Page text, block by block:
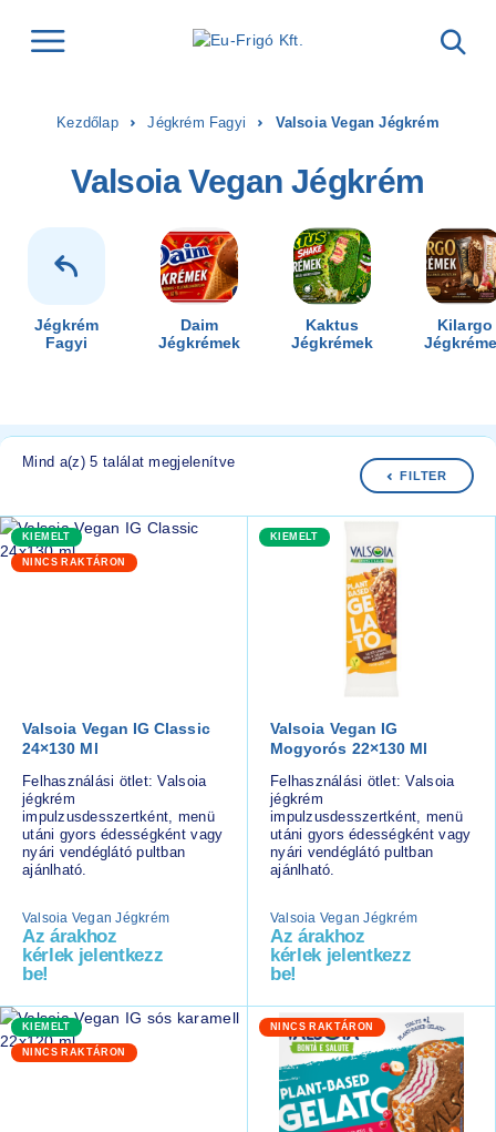
Kezdőlap Jégkrém Fagyi Valsoia Vegan Jégkrém
Valsoia Vegan Jégkrém
Jégkrém
Fagyi
Daim
Jégkrémek
Kaktus
Jégkrémek
Kilargo
Mind a(z) 5 találat megjelenítve
FILTER
KIEMELT
NINCS RAKTÁRON
Valsoia Vegan IG Classic
24×130 Ml
Felhasználási ötlet: Valsoia
jégkrém
impulzusdesszertként, menü
utáni gyors édességként vagy
nyári vendéglátó pultban
ajánlható.
Valsoia Vegan Jégkrém
Az árakhoz
kérlek jelentkezz
be!
KIEMELT
Valsoia Vegan IG
Mogyorós 22×130 Ml
Felhasználási ötlet: Valsoia
jégkrém
impulzusdesszertként, menü
utáni gyors édességként vagy
nyári vendéglátó pultban
ajánlható.
Valsoia Vegan Jégkrém
Az árakhoz
kérlek jelentkezz
be!
KIEMELT
NINCS RAKTÁRON
NINCS RAKTÁRON